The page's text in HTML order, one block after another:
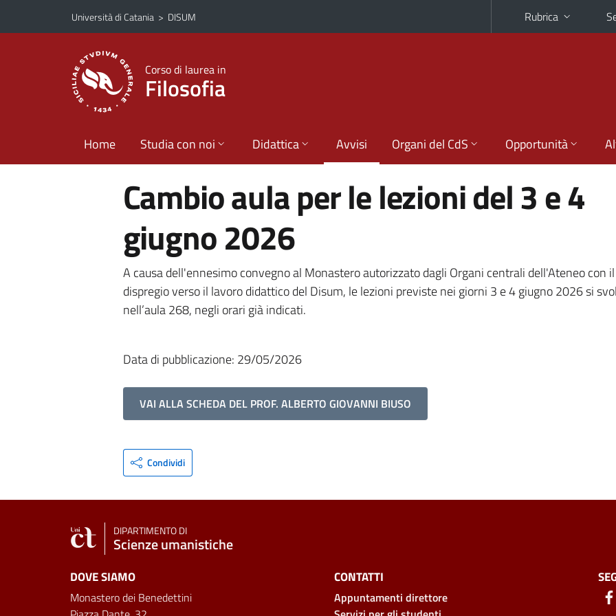
Vai al contenuto principale
Vai al menu di navigazione
Università di Catania > DISUM Rubrica
Corso di laurea in
Filosofia
Home Studia con noi Didattica Avvisi Organi del CdS Opportunità
Cambio aula per le lezioni del 3 e 4
giugno 2026
A causa dell'ennesimo convegno al Monastero autorizzato dagli Organi centrali dell'Ateneo con
dispregio verso il lavoro didattico del Disum, le lezioni previste nei giorni 3 e 4 giugno 2026 si
nell’aula 268, negli orari già indicati.
Data di pubblicazione: 29/05/2026
VAI ALLA SCHEDA DEL PROF. ALBERTO GIOVANNI BIUSO
Condividi
DIPARTIMENTO DI
Scienze umanistiche
DOVE SIAMO
Monastero dei Benedettini
CONTATTI
Appuntamenti direttore